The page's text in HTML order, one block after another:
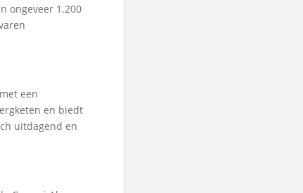
ongeveer 1.200
een
en biedt
uitdagend en